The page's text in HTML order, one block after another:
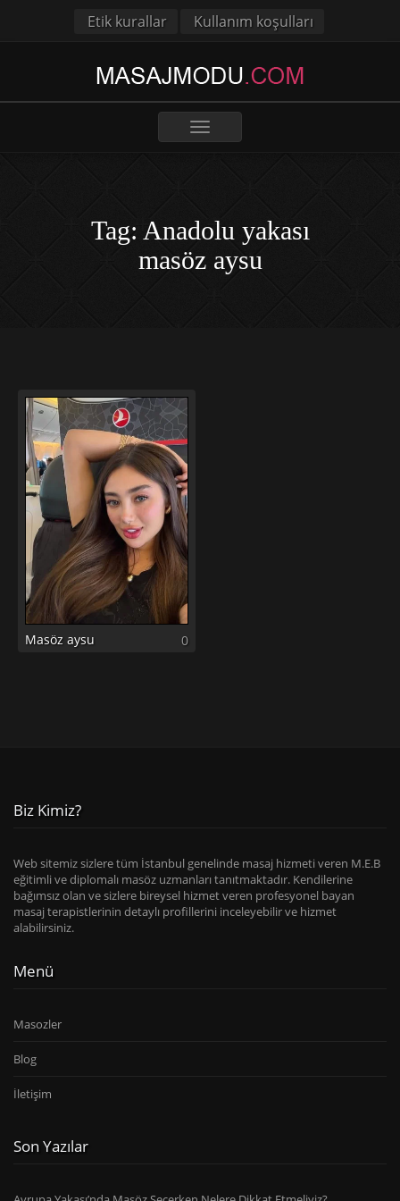
Etik kurallar Kullanım koşulları
Toggle
Tag: Anadolu yakası
masöz aysu
Masöz aysu 0
Biz Kimiz?
Web sitemiz sizlere tüm İstanbul genelinde masaj hizmeti veren M.E.B
eğitimli ve diplomalı masöz uzmanları tanıtmaktadır. Kendilerine
bağımsız olan ve sizlere bireysel hizmet veren profesyonel bayan
masaj terapistlerinin detaylı profillerini inceleyebilir ve hizmet
alabilirsiniz.
Menü
Masozler
Blog
İletişim
Son Yazılar